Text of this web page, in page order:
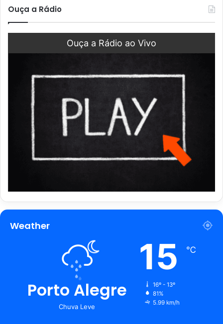
Ouça a Rádio
Ouça a Rádio ao Vivo
Weather
Porto Alegre
Chuva Leve
15 ℃
16º - 13º
81%
5.99 km/h